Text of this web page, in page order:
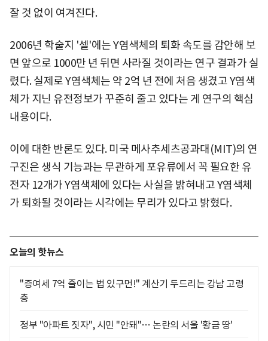
잘 것 없이 여겨진다.
2006년 학술지 '셀'에는 Y염색체의 퇴화 속도를 감안해 보
면 앞으로 1000만 년 뒤면 사라질 것이라는 연구 결과가 실
렸다. 실제로 Y염색체는 약 2억 년 전에 처음 생겼고 Y염색
체가 지닌 유전정보가 꾸준히 줄고 있다는 게 연구의 핵심
내용이다.
이에 대한 반론도 있다. 미국 메사추세츠공과대(MIT)의 연
구진은 생식 기능과는 무관하게 포유류에서 꼭 필요한 유
전자 12개가 Y염색체에 있다는 사실을 밝혀내고 Y염색체
가 퇴화될 것이라는 시각에는 무리가 있다고 밝혔다.
오늘의 핫뉴스
"증여세 7억 줄이는 법 있구먼!" 계산기 두드리는 강남 고령
층
정부 "아파트 짓자", 시민 "안돼"… 논란의 서울 '황금 땅'